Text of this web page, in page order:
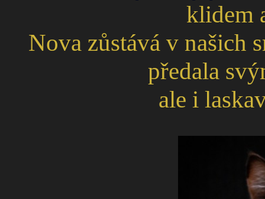
klidem
Nova zůstává v našich
předala
ale i